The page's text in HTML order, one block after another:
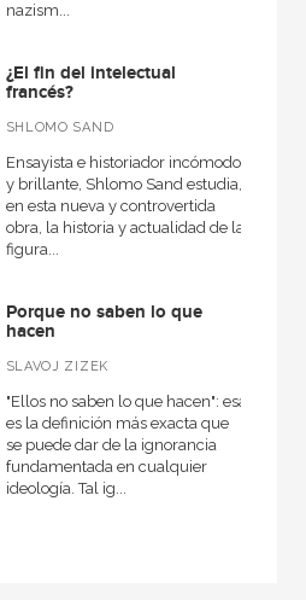
nazism...
¿El fin del intelectual
francés?
SHLOMO SAND
Ensayista e historiador incómodo
y brillante, Shlomo Sand estudia,
en esta nueva y controvertida
obra, la historia y actualidad de la
figura...
Porque no saben lo que
hacen
SLAVOJ ZIZEK
"Ellos no saben lo que hacen": esa
es la definición más exacta que
se puede dar de la ignorancia
fundamentada en cualquier
ideología. Tal ig...